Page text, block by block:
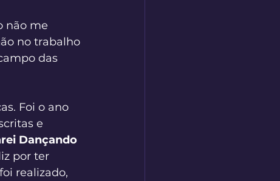
não me
no trabalho
das
Foi o ano
e
Dançando
por ter
realizado,